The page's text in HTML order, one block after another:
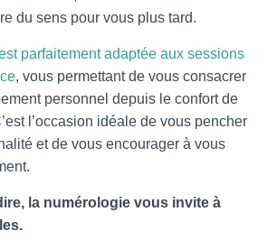
du sens pour vous plus tard.
parfaitement adaptée aux sessions
, vous permettant de vous consacrer
personnel depuis le confort de
l’occasion idéale de vous pencher
et de vous encourager à vous
la numérologie vous invite à